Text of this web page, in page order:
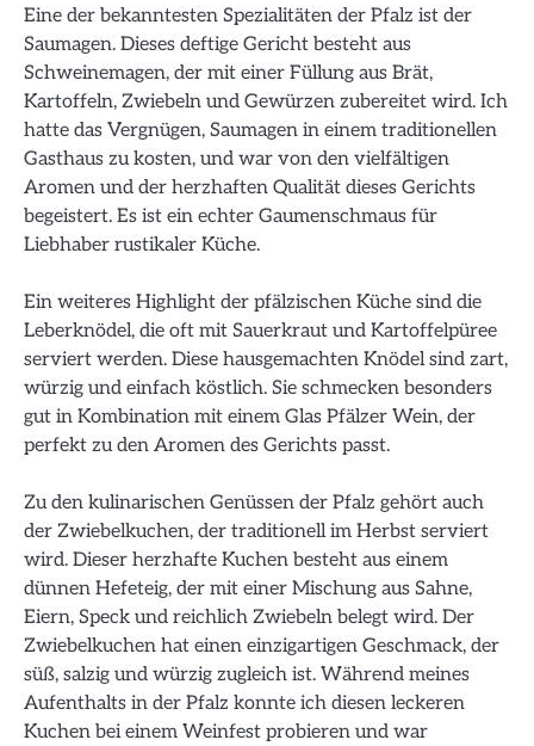
Eine der bekanntesten Spezialitäten der Pfalz ist der
Saumagen. Dieses deftige Gericht besteht aus
Schweinemagen, der mit einer Füllung aus Brät,
Kartoffeln, Zwiebeln und Gewürzen zubereitet wird. Ich
hatte das Vergnügen, Saumagen in einem traditionellen
Gasthaus zu kosten, und war von den vielfältigen
Aromen und der herzhaften Qualität dieses Gerichts
begeistert. Es ist ein echter Gaumenschmaus für
Liebhaber rustikaler Küche.
Ein weiteres Highlight der pfälzischen Küche sind die
Leberknödel, die oft mit Sauerkraut und Kartoffelpüree
serviert werden. Diese hausgemachten Knödel sind zart,
würzig und einfach köstlich. Sie schmecken besonders
gut in Kombination mit einem Glas Pfälzer Wein, der
perfekt zu den Aromen des Gerichts passt.
Zu den kulinarischen Genüssen der Pfalz gehört auch
der Zwiebelkuchen, der traditionell im Herbst serviert
wird. Dieser herzhafte Kuchen besteht aus einem
dünnen Hefeteig, der mit einer Mischung aus Sahne,
Eiern, Speck und reichlich Zwiebeln belegt wird. Der
Zwiebelkuchen hat einen einzigartigen Geschmack, der
süß, salzig und würzig zugleich ist. Während meines
Aufenthalts in der Pfalz konnte ich diesen leckeren
Kuchen bei einem Weinfest probieren und war